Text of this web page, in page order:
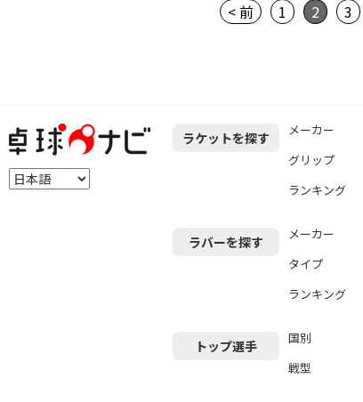
< 前 1 2 3
ラケットを探す メーカー
グリップ
ランキング
ラバーを探す メーカー
タイプ
ランキング
トップ選手 国別
戦型